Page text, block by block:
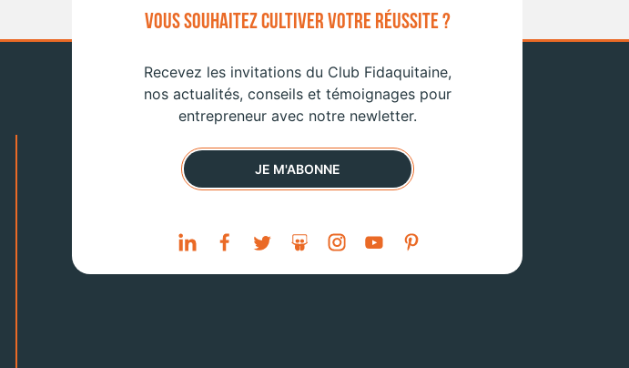
VOUS SOUHAITEZ CULTIVER VOTRE RÉUSSITE ?
Recevez les invitations du Club Fidaquitaine,
nos actualités, conseils et témoignages pour
entrepreneur avec notre newletter.
JE M'ABONNE